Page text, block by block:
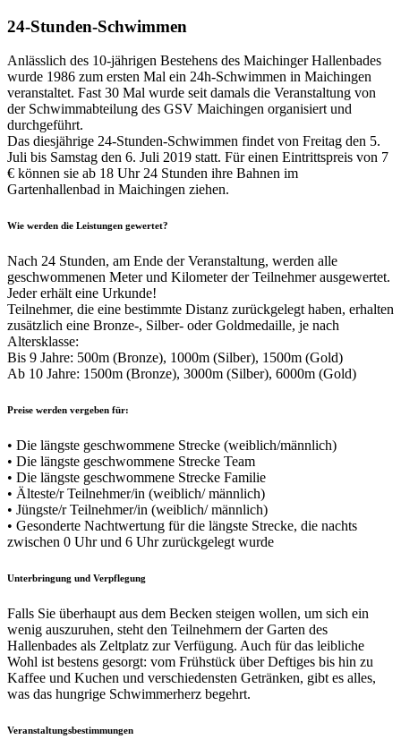
24-Stunden-Schwimmen
Anlässlich des 10-jährigen Bestehens des Maichinger Hallenbades
wurde 1986 zum ersten Mal ein 24h-Schwimmen in Maichingen
veranstaltet. Fast 30 Mal wurde seit damals die Veranstaltung von
der Schwimmabteilung des GSV Maichingen organisiert und
durchgeführt.
Das diesjährige 24-Stunden-Schwimmen findet von Freitag den 5.
Juli bis Samstag den 6. Juli 2019 statt. Für einen Eintrittspreis von 7
€ können sie ab 18 Uhr 24 Stunden ihre Bahnen im
Gartenhallenbad in Maichingen ziehen.
Wie werden die Leistungen gewertet?
Nach 24 Stunden, am Ende der Veranstaltung, werden alle
geschwommenen Meter und Kilometer der Teilnehmer ausgewertet.
Jeder erhält eine Urkunde!
Teilnehmer, die eine bestimmte Distanz zurückgelegt haben, erhalten
zusätzlich eine Bronze-, Silber- oder Goldmedaille, je nach
Altersklasse:
Bis 9 Jahre: 500m (Bronze), 1000m (Silber), 1500m (Gold)
Ab 10 Jahre: 1500m (Bronze), 3000m (Silber), 6000m (Gold)
Preise werden vergeben für:
• Die längste geschwommene Strecke (weiblich/männlich)
• Die längste geschwommene Strecke Team
• Die längste geschwommene Strecke Familie
• Älteste/r Teilnehmer/in (weiblich/ männlich)
• Jüngste/r Teilnehmer/in (weiblich/ männlich)
• Gesonderte Nachtwertung für die längste Strecke, die nachts
zwischen 0 Uhr und 6 Uhr zurückgelegt wurde
Unterbringung und Verpflegung
Falls Sie überhaupt aus dem Becken steigen wollen, um sich ein
wenig auszuruhen, steht den Teilnehmern der Garten des
Hallenbades als Zeltplatz zur Verfügung. Auch für das leibliche
Wohl ist bestens gesorgt: vom Frühstück über Deftiges bis hin zu
Kaffee und Kuchen und verschiedensten Getränken, gibt es alles,
was das hungrige Schwimmerherz begehrt.
Veranstaltungsbestimmungen